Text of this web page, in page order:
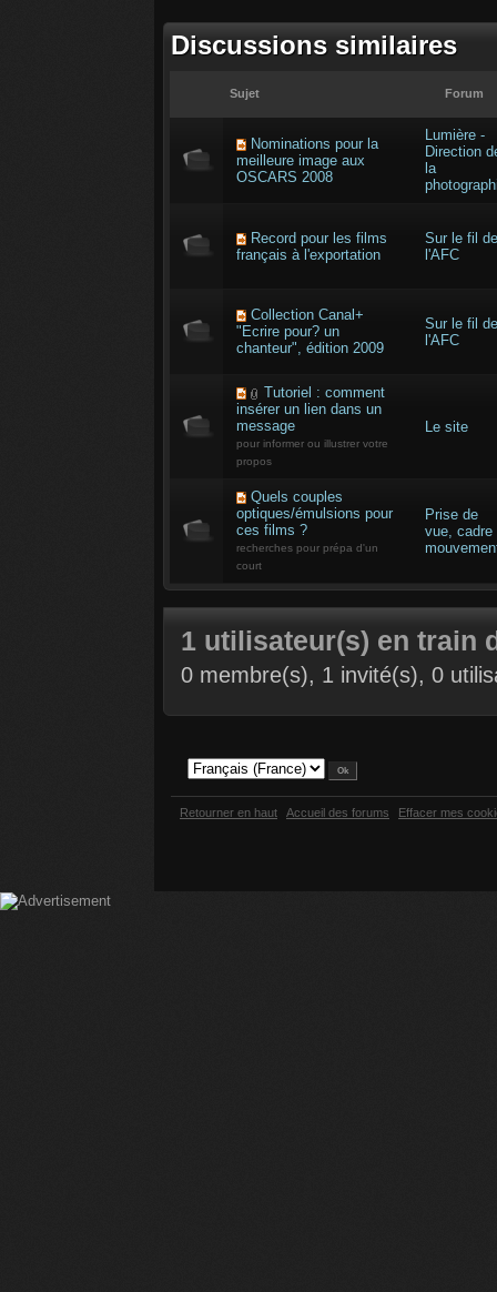
Discussions similaires
Sujet Forum
Nominations pour la
meilleure image aux
OSCARS 2008
Lumière -
Direction
la
Record pour les films
français à l'exportation
Sur le fil de
l'AFC
Collection Canal+
"Ecrire pour? un
chanteur", édition 2009
Sur le fil de
l'AFC
Tutoriel : comment
insérer un lien dans un
message
pour informer ou illustrer votre
propos
Le site
Quels couples
optiques/émulsions pour
ces films ?
recherches pour prépa d'un
court
Prise de
vue, cadre
1 utilisateur(s) en train
0 membre(s), 1 invité(s), 0
Retourner en haut Accueil des forums Effacer mes